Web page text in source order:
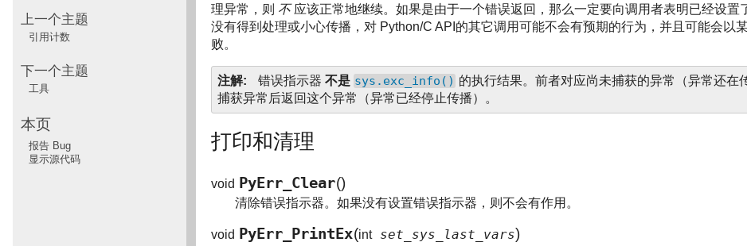
理异常，则 不应该正常地继续。如果是由于一个错误返回，那么一定要向调用者表明已经设置
没有得到处理或小心传播，对 Python/C API的其它调用可能不会有预期的行为，并且可能会以
败。
注解 错误指示器不是 sys.exc_info() 的执行结果。前者对应尚未捕获的异常（异常还在
捕获异常后返回这个异常（异常已经停止传播）。
打印和清理
void PyErr_Clear()
清除错误指示器。如果没有设置错误指示器，则不会有作用。
void PyErr_PrintEx(intset_sys_last_vars)
上一个主题
引用计数
下一个主题
工具
本页
报告 Bug
显示源代码